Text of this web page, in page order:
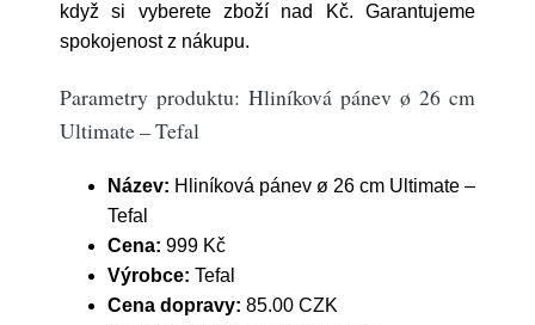
když si vyberete zboží nad Kč. Garantujeme
spokojenost z nákupu.
Parametry produktu: Hliníková pánev ø 26 cm
Ultimate – Tefal
Název: Hliníková pánev ø 26 cm Ultimate –
Tefal
Cena: 999 Kč
Výrobce: Tefal
Cena dopravy: 85.00 CZK